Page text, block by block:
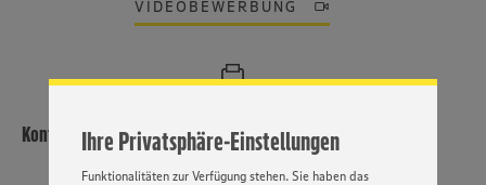
Ihre Privatsphäre-Einstellungen
ermöglichen. Wir verwenden Ihre Daten, um unsere
Cookies und anderer Technologien ist freiwillig und kann
„EINSTELLUNGEN ÄNDERN”. Bitte beachten Sie, dass auf
Basis Ihrer Einstellungen ggf. nicht mehr alle
Funktionalitäten zur Verfügung stehen. Sie haben das
VIDEOBEWERBUNG
Kontakt